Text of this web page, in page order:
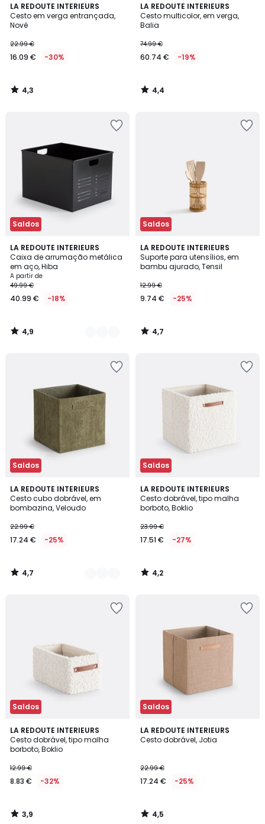
LA REDOUTE INTERIEURS
Cesto em verga entrançada,
Nové
22.99 €
16.09 € -30%
4,3
/ 5
4,3
/
LA REDOUTE INTERIEURS
Cesto multicolor, em verga,
Balia
74.99 €
60.74 € -19%
4,4
/ 5
4,4
/
Saldos
LA REDOUTE INTERIEURS
Caixa de arrumação metálica
em aço, Hiba
A partir de
49.99 €
40.99 € -18%
4,9
/ 5
2
Cores
4,9
/
Saldos
LA REDOUTE INTERIEURS
Suporte para utensílios, em
bambu ajurado, Tensil
12.99 €
9.74 € -25%
4,7
/ 5
4,7
/
Saldos
LA REDOUTE INTERIEURS
Cesto cubo dobrável, em
bombazina, Veloudo
22.99 €
17.24 € -25%
4,7
/ 5
2
Cores
4,7
/
Saldos
LA REDOUTE INTERIEURS
Cesto dobrável, tipo malha
borboto, Boklio
23.99 €
17.51 € -27%
4,2
/ 5
4,2
/
Saldos
LA REDOUTE INTERIEURS
Cesto dobrável, tipo malha
borboto, Boklio
12.99 €
8.83 € -32%
3,9
/ 5
3,9
/
Saldos
LA REDOUTE INTERIEURS
Cesto dobrável, Jotia
22.99 €
17.24 € -25%
4,5
/ 5
4,5
/